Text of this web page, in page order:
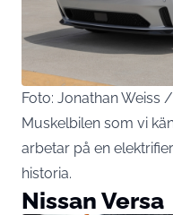
Foto: Jonathan Weiss
Muskelbilen som vi
arbetar på en
historia.
Nissan Versa